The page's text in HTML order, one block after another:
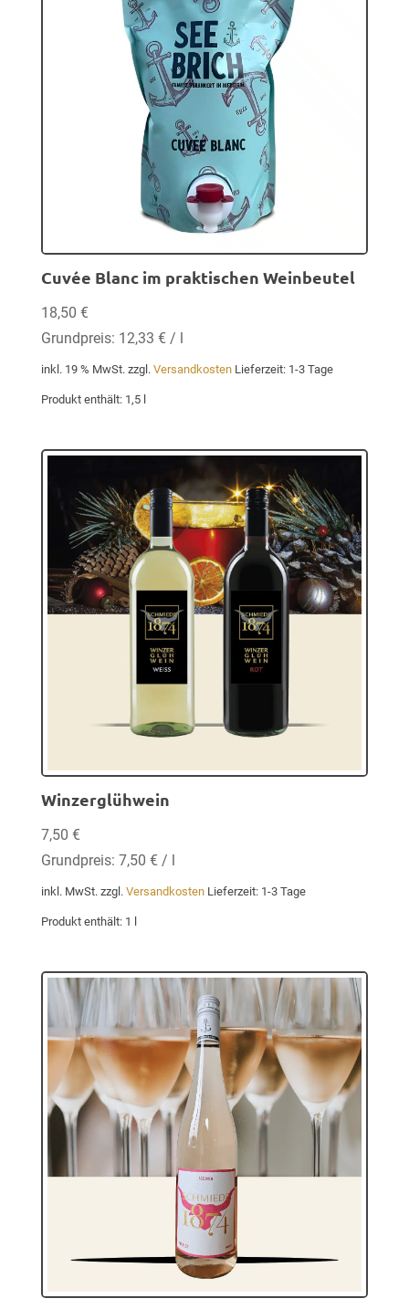
Cuvée Blanc im praktischen Weinbeutel
18,50 €
Grundpreis: 12,33 € / l
inkl. 19 % MwSt. zzgl. Versandkosten Lieferzeit: 1-3 Tage
Produkt enthält: 1,5
Winzerglühwein
7,50 €
Grundpreis: 7,50 € / l
inkl. MwSt. zzgl. Versandkosten Lieferzeit: 1-3 Tage
Produkt enthält: 1 l